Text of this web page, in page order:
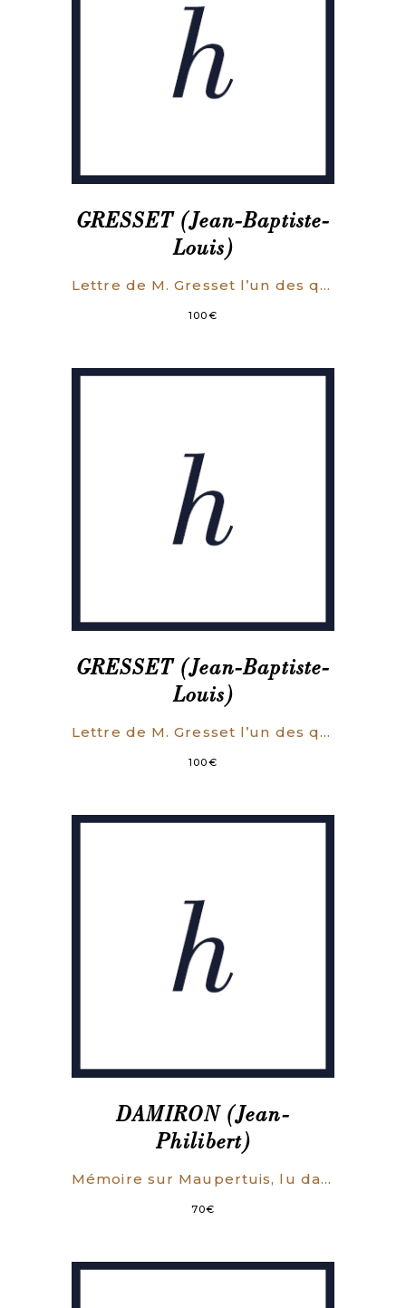
GRESSET (Jean-Baptiste-
Louis)
Lettre de M. Gresset l’un des quarante de l’Académie française, à M. *** sur la comédie, Avec l’annonce qui en est faite dans le Journal de Trévoux .
100€
GRESSET (Jean-Baptiste-
Louis)
Lettre de M. Gresset l’un des quarante de l’Académie française, à M. *** sur la comédie.
100€
DAMIRON (Jean-
Philibert)
Mémoire sur Maupertuis, lu dans les séances des 12 et 26 décembre 1857, 16 janvier et 20 février 1858.
70€